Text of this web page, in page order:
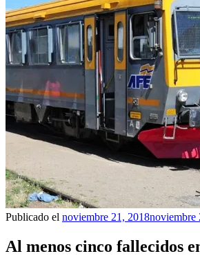
Publicado el noviembre 21, 2018noviembre
Al menos cinco fallecidos